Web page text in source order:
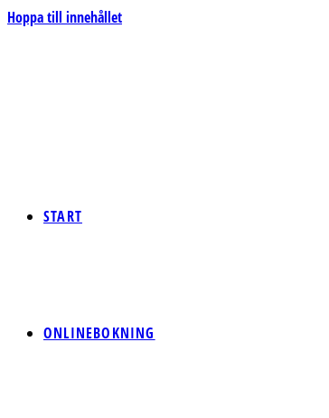
Hoppa till innehållet
START
ONLINEBOKNING